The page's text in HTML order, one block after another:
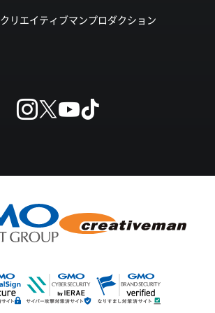
クリエイティブマンプロダクション